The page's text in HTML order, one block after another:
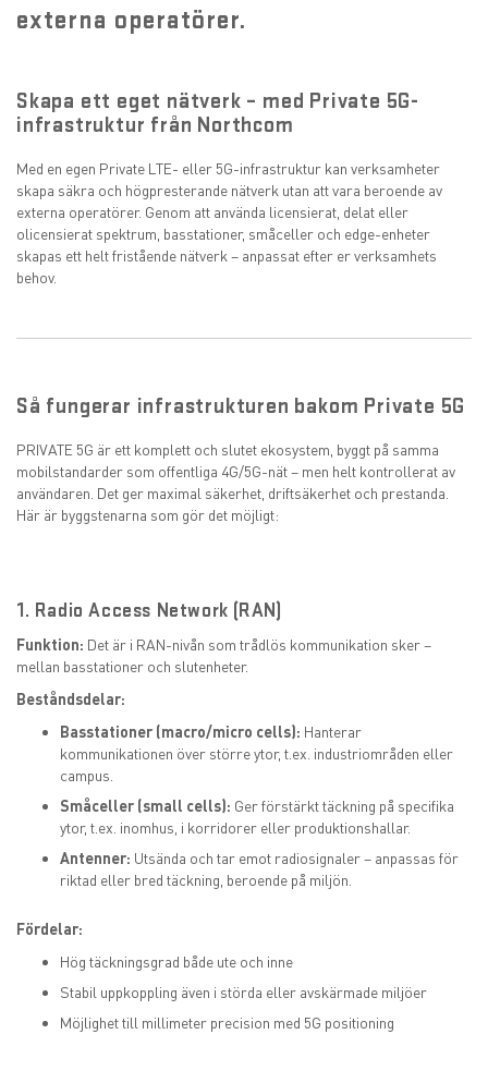
externa operatörer.
Skapa ett eget nätverk – med Private 5G-
infrastruktur från Northcom
Med en egen Private LTE- eller 5G-infrastruktur kan verksamheter
skapa säkra och högpresterande nätverk utan att vara beroende av
externa operatörer. Genom att använda licensierat, delat eller
olicensierat spektrum, basstationer, småceller och edge-enheter
skapas ett helt fristående nätverk – anpassat efter er verksamhets
behov.
Så fungerar infrastrukturen bakom Private 5G
PRIVATE 5G är ett komplett och slutet ekosystem, byggt på samma
mobilstandarder som offentliga 4G/5G-nät – men helt kontrollerat av
användaren. Det ger maximal säkerhet, driftsäkerhet och prestanda.
Här är byggstenarna som gör det möjligt:
1. Radio Access Network (RAN)
Funktion: Det är i RAN-nivån som trådlös kommunikation sker –
mellan basstationer och slutenheter.
Beståndsdelar:
Basstationer (macro/micro cells): Hanterar
kommunikationen över större ytor, t.ex. industriområden eller
campus.
Småceller (small cells): Ger förstärkt täckning på specifika
ytor, t.ex. inomhus, i korridorer eller produktionshallar.
Antenner: Utsända och tar emot radiosignaler – anpassas för
riktad eller bred täckning, beroende på miljön.
Fördelar:
Hög täckningsgrad både ute och inne
Stabil uppkoppling även i störda eller avskärmade miljöer
Möjlighet till millimeter precision med 5G positioning